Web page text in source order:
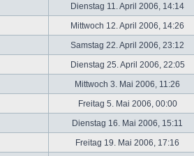
Dienstag 11. April 2006, 14:14
Mittwoch 12. April 2006, 14:26
Samstag 22. April 2006, 23:12
Dienstag 25. April 2006, 22:05
Mittwoch 3. Mai 2006, 11:26
Freitag 5. Mai 2006, 00:00
Dienstag 16. Mai 2006, 15:11
Freitag 19. Mai 2006, 17:16